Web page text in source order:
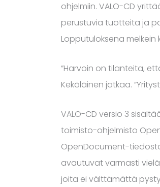
ohjelmiin. VALO-CD
perustuvia tuotteita ja
Lopputuloksena
”Harvoin on tilanteita,
Kekäläinen jatkaa.
VALO-CD versio 3
toimisto-ohjelmisto
OpenDocument-
avautuvat varmasti
joita ei välttämättä